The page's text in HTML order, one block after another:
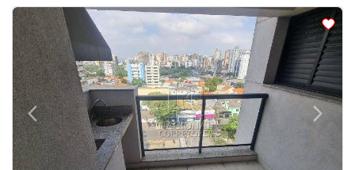
arrow_back_iosPrevious arrow_forward_iosNext